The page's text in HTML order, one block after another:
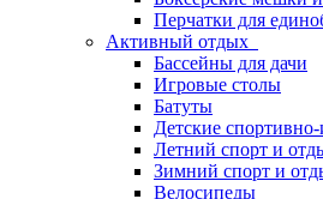
Перчатки для
Активный отдых
Бассейны для дачи
Игровые столы
Батуты
Детские
Летний спорт и
Зимний спорт и
Велосипеды